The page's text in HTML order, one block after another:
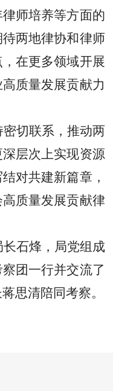
师培养等方面的
两地律协和律师
在更多领域开展
质量发展贡献力
切联系，推动两
层次上实现资源
对共建新篇章，
质量发展贡献律
石烽，局党组成
团一行并交流了
思清陪同考察。